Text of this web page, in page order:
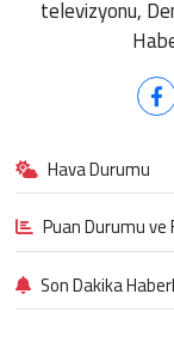
televizyonu,
Hava Durumu
Puan Durumu
Son Dakika